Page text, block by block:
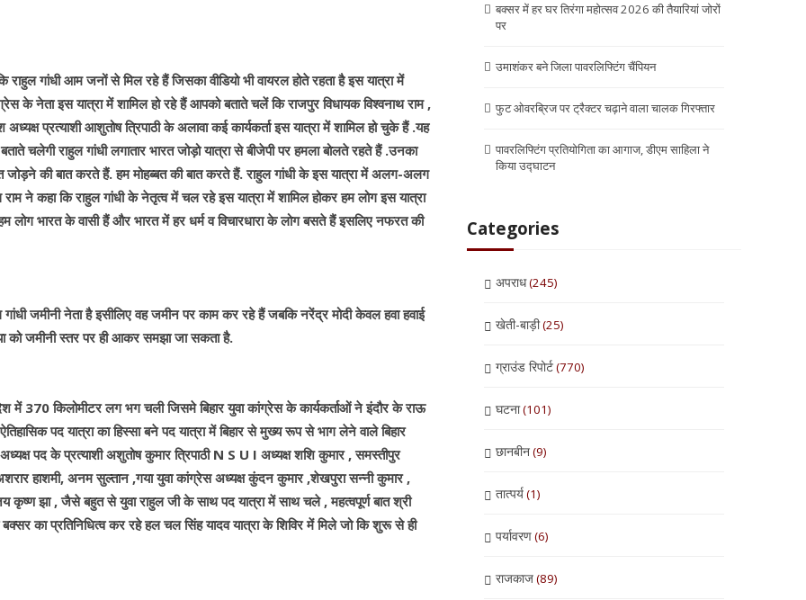
गांधी आम जनों से मिल रहे हैं जिसका वीडियो भी वायरल होते रहता है इस यात्रा में
नेता इस यात्रा में शामिल हो रहे हैं आपको बताते चलें कि राजपुर विधायक विश्वनाथ राम ,
प्रत्याशी आशुतोष त्रिपाठी के अलावा कई कार्यकर्ता इस यात्रा में शामिल हो चुके हैं .यह
चलेगी राहुल गांधी लगातार भारत जोड़ो यात्रा से बीजेपी पर हमला बोलते रहते हैं .उनका
जोड़ने की बात करते हैं. हम मोहब्बत की बात करते हैं. राहुल गांधी के इस यात्रा में अलग-अलग
ने कहा कि राहुल गांधी के नेतृत्व में चल रहे इस यात्रा में शामिल होकर हम लोग इस यात्रा
लोग भारत के वासी हैं और भारत में हर धर्म व विचारधारा के लोग बसते हैं इसलिए नफरत की
गांधी जमीनी नेता है इसीलिए वह जमीन पर काम कर रहे हैं जबकि नरेंद्र मोदी केवल हवा हवाई
को जमीनी स्तर पर ही आकर समझा जा सकता है.
में 370 किलोमीटर लग भग चली जिसमे बिहार युवा कांग्रेस के कार्यकर्ताओं ने इंदौर के राऊ
पद यात्रा का हिस्सा बने पद यात्रा में बिहार से मुख्य रूप से भाग लेने वाले बिहार
पद के प्रत्याशी अशुतोष कुमार त्रिपाठी N S U I अध्यक्ष शशि कुमार , समस्तीपुर
हाशमी, अनम सुल्तान ,गया युवा कांग्रेस अध्यक्ष कुंदन कुमार ,शेखपुरा सन्नी कुमार ,
झा , जैसे बहुत से युवा राहुल जी के साथ पद यात्रा में साथ चले , महत्वपूर्ण बात श्री
का प्रतिनिधित्व कर रहे हल चल सिंह यादव यात्रा के शिविर में मिले जो कि शुरू से ही
बक्सर में हर घर तिरंगा महोत्सव 2026 की तैयारियां जोरों
पर
उमाशंकर बने जिला पावरलिफ्टिंग चैंपियन
फुट ओवरब्रिज पर ट्रैक्टर चढ़ाने वाला चालक गिरफ्तार
पावरलिफ्टिंग प्रतियोगिता का आगाज, डीएम साहिला ने
किया उद्घाटन
Categories
अपराध(245)
खेती-बाड़ी(25)
ग्राउंड रिपोर्ट(770)
घटना(101)
छानबीन(9)
तात्पर्य(1)
पर्यावरण(6)
राजकाज(89)